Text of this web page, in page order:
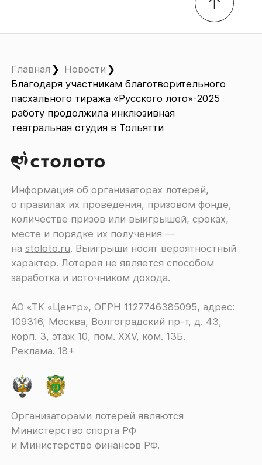
Главная
Новости
Благодаря участникам благотворительного
пасхального тиража «Русского лото»-2025
работу продолжила инклюзивная
театральная студия в Тольятти
Информация об организаторах лотерей,
о правилах их проведения, призовом фонде,
количестве призов или выигрышей, сроках,
месте и порядке их получения ―
наstoloto.ru. Выигрыши носят вероятностный
характер. Лотерея не является способом
заработка и источником дохода.
АО «ТК «Центр», ОГРН 1127746385095, адрес:
109316, Москва, Волгоградский пр-т, д. 43,
корп. 3, этаж 10, пом. XXV, ком. 13Б.
Реклама. 18+
Организаторами лотерей являются
Министерство спорта РФ
и Министерство финансов РФ.